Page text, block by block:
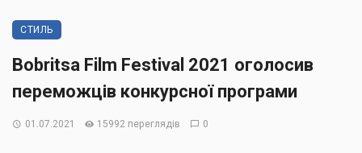
СТИЛЬ
Bobritsa Film Festival 2021 оголосив
переможців конкурсної програми
01.07.2021 15992 переглядів 0